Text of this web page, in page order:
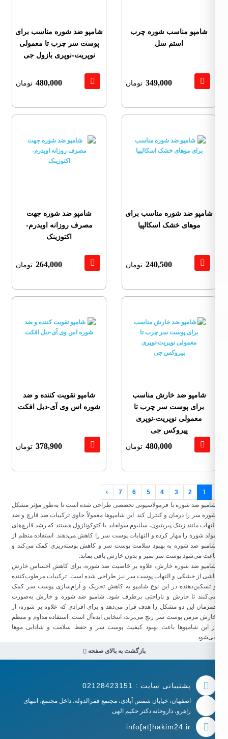
شامپو مناسب شوره چرب
استم سل
349,000 تومان
شامپو ضد شوره مناسب برای
پوست سر چرب تا معمولی
نوپریت-نوپری بازول جی
480,000 تومان
شامپو ضد شوره مناسب برای
موهای خشک اسکالپیا
240,500 تومان
شامپو ضد شوره جهت
مصرف روزانه اویدرم-
اکتوزینک
264,000 تومان
شامپو ضد خارش مناسب
برای پوست سر چرب تا
معمولی نوپریت-نوپری
پیروکس جی
480,000 تومان
شامپو تقویت کننده و ضد
شوره اس وی آی-دبل افکت
378,900 تومان
2
3
4
5
6
7
›
ضد شوره با فرمولاسیونی تخصصی طراحی شده است تا به‌طور مؤثر مشکل
سر را درمان و کنترل کند. این شامپوها معمولاً حاوی ترکیبات ضد قارچ و ضد
مانند زینک پیریتیون، سلنیوم سولفاید یا کتوکونازول هستند که رشد قارچ‌های
شوره را مهار کرده و التهابات پوست سر را کاهش می‌دهند. استفاده منظم از
ضد شوره به بهبود سلامت پوست سر و کاهش پوسته‌ریزی کمک می‌کند و
می‌شود پوست سر تمیز و بدون خارش باقی بماند.
ضد شوره خارش، علاوه بر خاصیت ضد شوره، برای کاهش احساس خارش
از خشکی و التهاب پوست سر نیز طراحی شده است. ترکیبات مرطوب‌کننده
تسکین‌دهنده در این نوع شامپو به کاهش تحریک و آرام‌سازی پوست سر کمک
تا خارش و ناراحتی برطرف شود. شامپو ضد شوره و خارش به‌صورت
این دو مشکل را هدف قرار می‌دهد و برای افرادی که علاوه بر شوره، از
مزمن پوست سر رنج می‌برند، انتخابی ایده‌آل است. استفاده مداوم و منظم
این شامپوها باعث بهبود کیفیت پوست سر و حفظ سلامت و شادابی موها
بازگشت به بالای صفحه
پشتیبانی سایت : 02128423151
اصفهان، خیابان شمس آبادی، مجتمع قمرالدوله، داخل مجتمع، انتهای
راهرو، داروخانه دکتر حکیم الهی
info[at]hakim24.ir